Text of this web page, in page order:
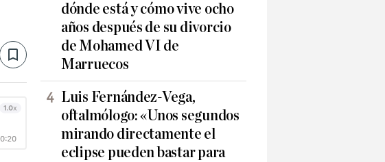
Save
dónde está y cómo vive ocho
años después de su divorcio
de Mohamed VI de
Marruecos
Luis Fernández-Vega,
oftalmólogo: «Unos segundos
mirando directamente el
eclipse pueden bastar para